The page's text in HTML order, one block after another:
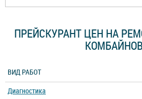
ПРЕЙСКУРАНТ ЦЕН НА
КОМБАЙНОВ
ВИД РАБОТ
Диагностика